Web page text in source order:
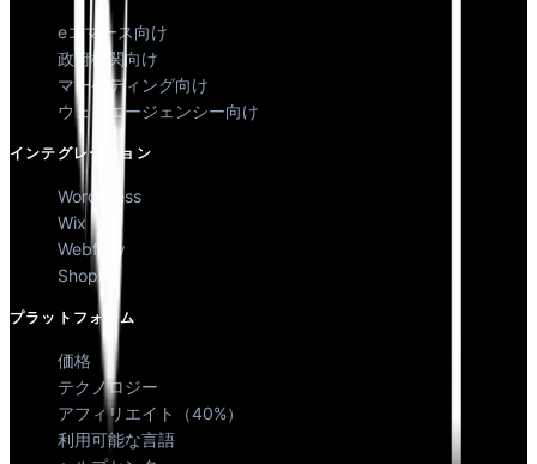
eコマース向け
政府機関向け
マーケティング向け
ウェブエージェンシー向け
インテグレーション
WordPress
Wix
Webflow
Shopify
プラットフォーム
価格
テクノロジー
アフィリエイト（40%）
利用可能な言語